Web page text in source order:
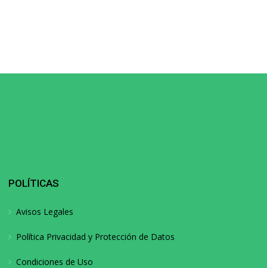
POLÍTICAS
Avisos Legales
Política Privacidad y Protección de Datos
Condiciones de Uso